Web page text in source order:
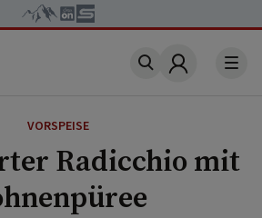
Account
VORSPEISE
Radicchio mit